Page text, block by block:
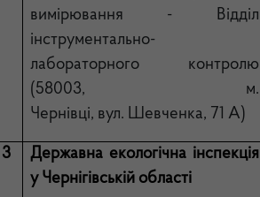
вимірювання - Відділ
інструментально-
лабораторного контролю
(58003, м.
Чернівці, вул. Шевченка, 71 А)
3
Державна екологічна інспекція
у Чернігівській області